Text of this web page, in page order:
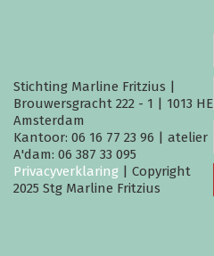
Stichting Marline Fritzius |
Brouwersgracht 222 - 1 | 1013 HE
Amsterdam
Kantoor: 06 16 77 23 96 | atelier
A'dam: 06 387 33 095
Privacyverklaring | Copyright
2025 Stg Marline Fritzius